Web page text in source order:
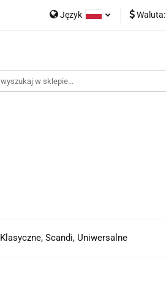
Język Waluta:
Klasyczne, Scandi, Uniwersalne